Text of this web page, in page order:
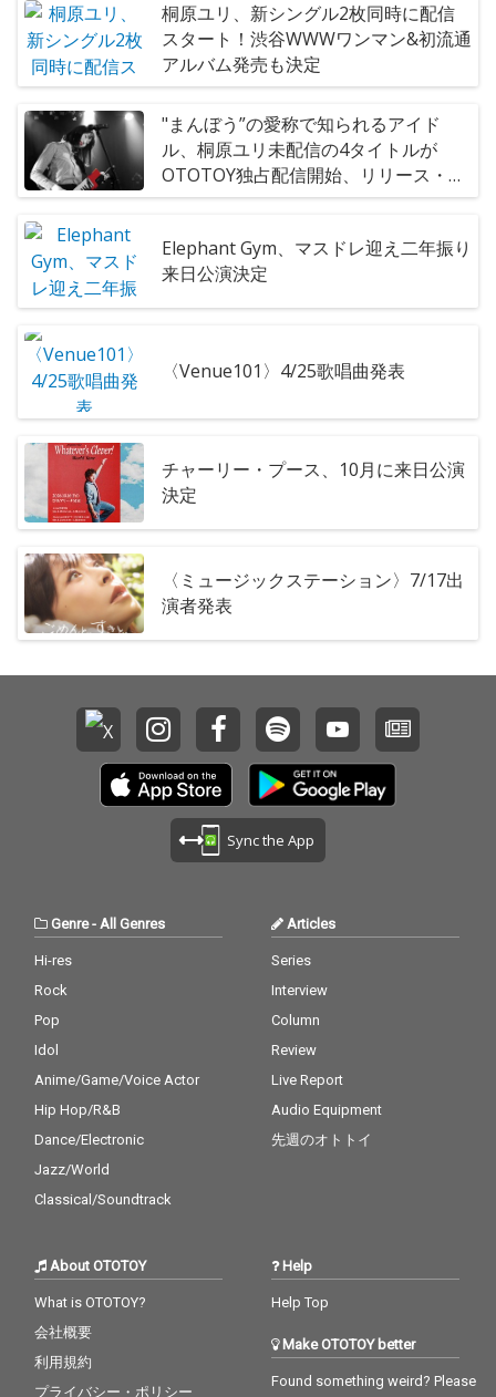
桐原ユリ、新シングル2枚同時に配信
スタート！渋谷WWWワンマン&初流通
アルバム発売も決定
"まんぼう”の愛称で知られるアイド
ル、桐原ユリ未配信の4タイトルが
OTOTOY独占配信開始、リリース・イ
ベントも開催決定!
Elephant Gym、マスドレ迎え二年振り
来日公演決定
〈Venue101〉4/25歌唱曲発表
チャーリー・プース、10月に来日公演
決定
〈ミュージックステーション〉7/17出
演者発表
Sync the App
Genre- All Genres
Hi-res
Rock
Pop
Idol
Anime/Game/Voice Actor
Hip Hop/R&B
Dance/Electronic
Jazz/World
Classical/Soundtrack
Articles
Series
Interview
Column
Review
Live Report
Audio Equipment
先週のオトトイ
About OTOTOY
What is OTOTOY?
会社概要
利用規約
プライバシー・ポリシー
Help
Help Top
Make OTOTOY better
Found something weird? Please